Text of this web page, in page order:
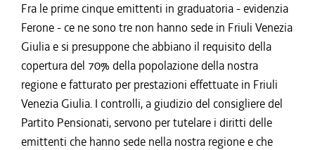
Fra le prime cinque emittenti in graduatoria - evidenzia
Ferone - ce ne sono tre non hanno sede in Friuli Venezia
Giulia e si presuppone che abbiano il requisito della
copertura del 70% della popolazione della nostra
regione e fatturato per prestazioni effettuate in Friuli
Venezia Giulia. I controlli, a giudizio del consigliere del
Partito Pensionati, servono per tutelare i diritti delle
emittenti che hanno sede nella nostra regione e che